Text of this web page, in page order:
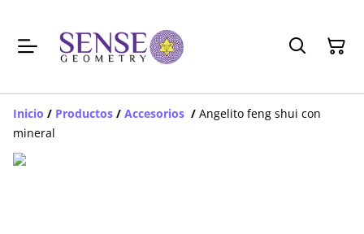
Inicio / Productos / Accesorios / Angelito feng shui con
mineral